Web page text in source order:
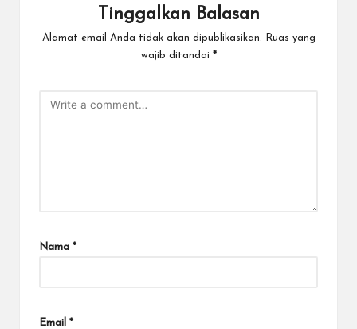
Tinggalkan Balasan
Alamat email Anda tidak akan dipublikasikan.
Ruas yang
wajib ditandai *
Nama *
Email *